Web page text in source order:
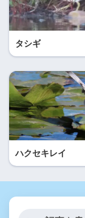
タシギ
ハクセキレイ